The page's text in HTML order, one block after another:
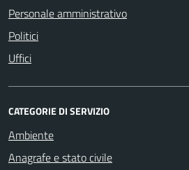
Personale amministrativo
Politici
Uffici
CATEGORIE DI SERVIZIO
Ambiente
Anagrafe e stato civile